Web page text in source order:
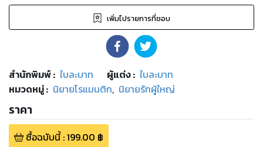
เพิ่มไปรายการที่ชอบ
สำนักพิมพ์: ใบละบาท ผู้แต่ง : ใบละบาท
หมวดหมู่: นิยายโรแมนติก, นิยายรักผู้ใหญ่
ราคา
ซื้อฉบับนี้:199.00 ฿